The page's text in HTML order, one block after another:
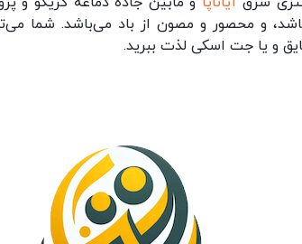
و محصور و مصون از باد می‌باشد. شما
قایق و یا جت اسکی لذت ببرید.